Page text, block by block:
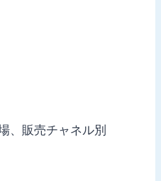
、販売チャネル別